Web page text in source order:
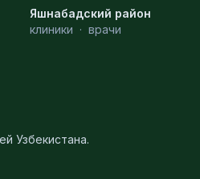
Яшнабадский район
клиники · врачи
Узбекистана.